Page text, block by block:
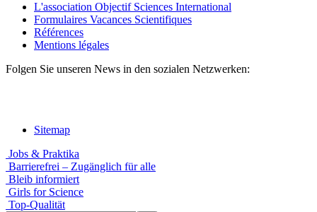
L'association Objectif Sciences International
Formulaires Vacances Scientifiques
Références
Mentions légales
Folgen Sie unseren News in den sozialen Netzwerken:
Sitemap
Jobs & Praktika
Barrierefrei – Zugänglich für alle
Bleib informiert
Girls for Science
Top-Qualität